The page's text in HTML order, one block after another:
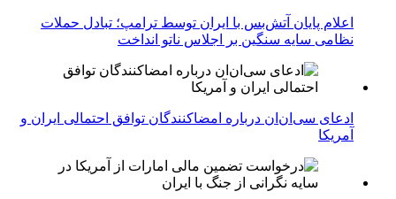
اعلام پایان آتش‌بس با ایران توسط ترامپ؛ تبادل حملات
نظامی سایه سنگین بر اجلاس ناتو انداخت
ادعای سی‌ان‌ان درباره امضاکنندگان توافق احتمالی ایران و
آمریکا